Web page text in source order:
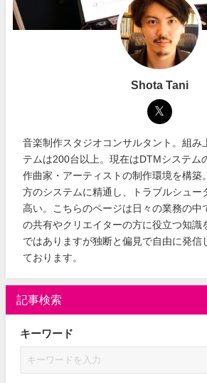
Shota Tani
音楽制作スタジオコンサルタント。組み
テムは200台以上。現在はDTMシステム
作曲家・アーティストの制作環境を構築
方のシステムに精通し、トラブルシュー
高い。こちらのページは日々の業務の中
の共有やクリエイターの方に役立つ知識
ではありますが独断と偏見で自由に発信
ております。
記事検索
キーワード